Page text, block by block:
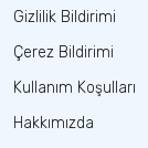
Gizlilik Bildirimi
Çerez Bildirimi
Kullanım Koşulları
Hakkımızda